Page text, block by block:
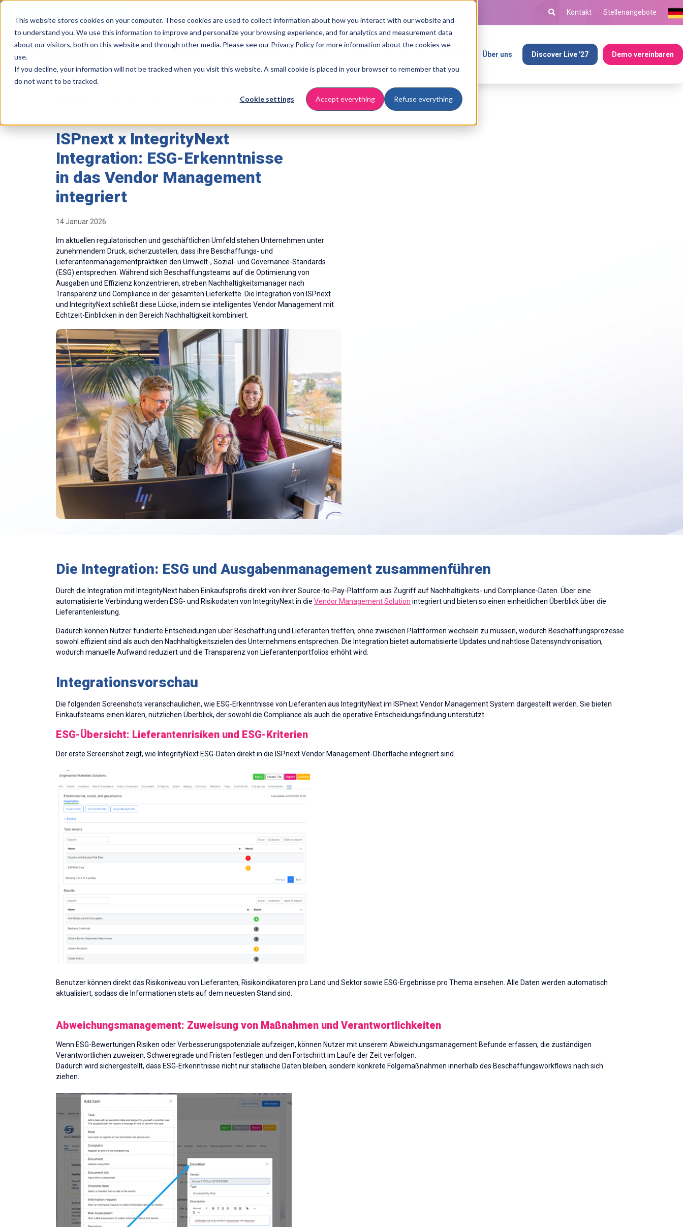
This website stores cookies on your computer. These cookies are used to collect information about how you interact with our website and
to understand you. We use this information to improve and personalize your browsing experience, and for analytics and measurement data
about our visitors, both on this website and through other media. Please see our Privacy Policy for more information about the cookies we
use.
If you decline, your information will not be tracked when you visit this website. A small cookie is placed in your browser to remember that you
do not want to be tracked.
Cookie settings Accept everything Refuse everything
Kontakt Stellenangebote
Über uns Discover Live '27 Demo vereinbaren
ISPnext x IntegrityNext integration: ESG-Erkenntnisse
ISPnext x IntegrityNext
Integration: ESG-Erkenntnisse
in das Vendor Management
integriert
14 Januar 2026
Im aktuellen regulatorischen und geschäftlichen Umfeld stehen Unternehmen unter
zunehmendem Druck, sicherzustellen, dass ihre Beschaffungs- und
Lieferantenmanagementpraktiken den Umwelt-, Sozial- und Governance-Standards
(ESG) entsprechen. Während sich Beschaffungsteams auf die Optimierung von
Ausgaben und Effizienz konzentrieren, streben Nachhaltigkeitsmanager nach
Transparenz und Compliance in der gesamten Lieferkette. Die Integration von ISPnext
und IntegrityNext schließt diese Lücke, indem sie intelligentes Vendor Management mit
Echtzeit-Einblicken in den Bereich Nachhaltigkeit kombiniert.
Die Integration: ESG und Ausgabenmanagement zusammenführen
Durch die Integration mit IntegrityNext haben Einkaufsprofis direkt von ihrer Source-to-Pay-Plattform aus Zugriff auf Nachhaltigkeits- und Compliance-Daten. Über eine
automatisierte Verbindung werden ESG- und Risikodaten von IntegrityNext in die Vendor Management Solution integriert und bieten so einen einheitlichen Überblick über die
Lieferantenleistung.
Dadurch können Nutzer fundierte Entscheidungen über Beschaffung und Lieferanten treffen, ohne zwischen Plattformen wechseln zu müssen, wodurch Beschaffungsprozesse
sowohl effizient sind als auch den Nachhaltigkeitszielen des Unternehmens entsprechen. Die Integration bietet automatisierte Updates und nahtlose Datensynchronisation,
wodurch manuelle Aufwand reduziert und die Transparenz von Lieferantenportfolios erhöht wird.
Integrationsvorschau
Die folgenden Screenshots veranschaulichen, wie ESG-Erkenntnisse von Lieferanten aus IntegrityNext im ISPnext Vendor Management System dargestellt werden. Sie bieten
Einkaufsteams einen klaren, nützlichen Überblick, der sowohl die Compliance als auch die operative Entscheidungsfindung unterstützt.
ESG-Übersicht: Lieferantenrisiken und ESG-Kriterien
Der erste Screenshot zeigt, wie IntegrityNext ESG-Daten direkt in die ISPnext Vendor Management-Oberfläche integriert sind.
Benutzer können direkt das Risikoniveau von Lieferanten, Risikoindikatoren pro Land und Sektor sowie ESG-Ergebnisse pro Thema einsehen. Alle Daten werden automatisch
aktualisiert, sodass die Informationen stets auf dem neuesten Stand sind.
Abweichungsmanagement: Zuweisung von Maßnahmen und Verantwortlichkeiten
Wenn ESG-Bewertungen Risiken oder Verbesserungspotenziale aufzeigen, können Nutzer mit unserem Abweichungsmanagement Befunde erfassen, die zuständigen
Verantwortlichen zuweisen, Schweregrade und Fristen festlegen und den Fortschritt im Laufe der Zeit verfolgen.
Dadurch wird sichergestellt, dass ESG-Erkenntnisse nicht nur statische Daten bleiben, sondern konkrete Folgemaßnahmen innerhalb des Beschaffungsworkflows nach sich
ziehen.